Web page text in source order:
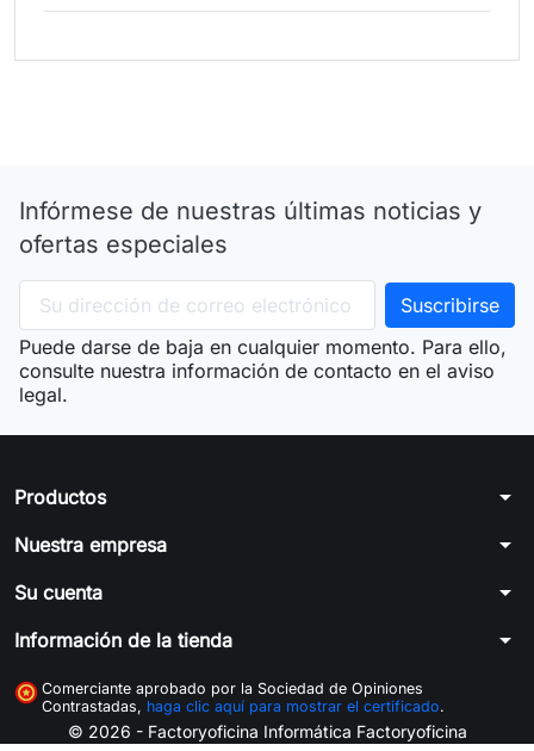
Infórmese de nuestras últimas noticias y
ofertas especiales
Puede darse de baja en cualquier momento. Para ello,
consulte nuestra información de contacto en el aviso
legal.
Productos arrow_drop_down
Nuestra empresa arrow_drop_down
Su cuenta arrow_drop_down
Información de la tienda arrow_drop_down
Comerciante aprobado por la Sociedad de Opiniones
Contrastadas, haga clic aquí para mostrar el certificado.
© 2026 - Factoryoficina Informática Factoryoficina